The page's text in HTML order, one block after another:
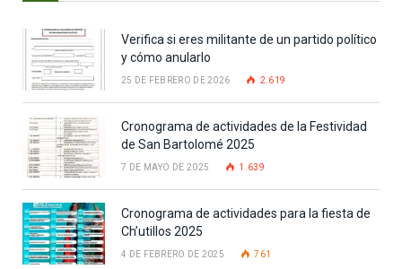
Verifica si eres militante de un partido político
y cómo anularlo
25 DE FEBRERO DE 2026 2.619
Cronograma de actividades de la Festividad
de San Bartolomé 2025
7 DE MAYO DE 2025 1.639
Cronograma de actividades para la fiesta de
Ch’utillos 2025
4 DE FEBRERO DE 2025 761